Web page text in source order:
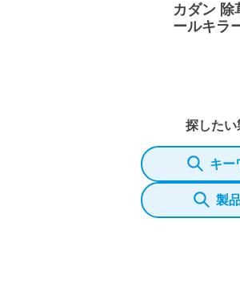
カダン 除
ールキラ
探したい
キー
製